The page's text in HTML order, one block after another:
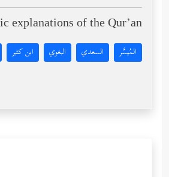
explanations of the Qur’an:
المُيسَّر السعدي البغوي ابن كثير